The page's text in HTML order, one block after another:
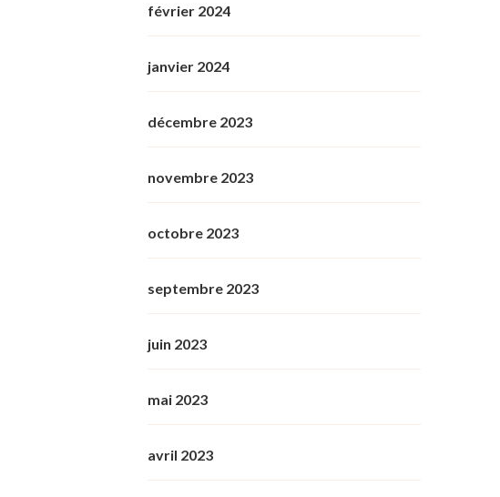
février 2024
janvier 2024
décembre 2023
novembre 2023
octobre 2023
septembre 2023
juin 2023
mai 2023
avril 2023